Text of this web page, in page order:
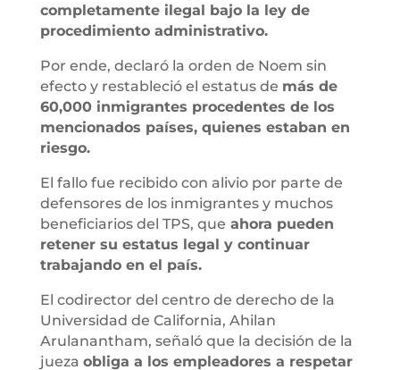
completamente ilegal bajo la ley de
procedimiento administrativo.
Por ende, declaró la orden de Noem sin
efecto y restableció el estatus de más de
60,000 inmigrantes procedentes de los
mencionados países, quienes estaban en
riesgo.
El fallo fue recibido con alivio por parte de
defensores de los inmigrantes y muchos
beneficiarios del TPS, que ahora pueden
retener su estatus legal y continuar
trabajando en el país.
El codirector del centro de derecho de la
Universidad de California, Ahilan
Arulanantham, señaló que la decisión de la
jueza obliga a los empleadores a respetar